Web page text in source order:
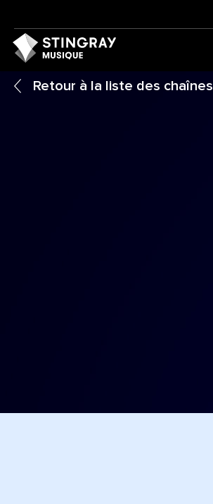
Retour à la liste des chaînes